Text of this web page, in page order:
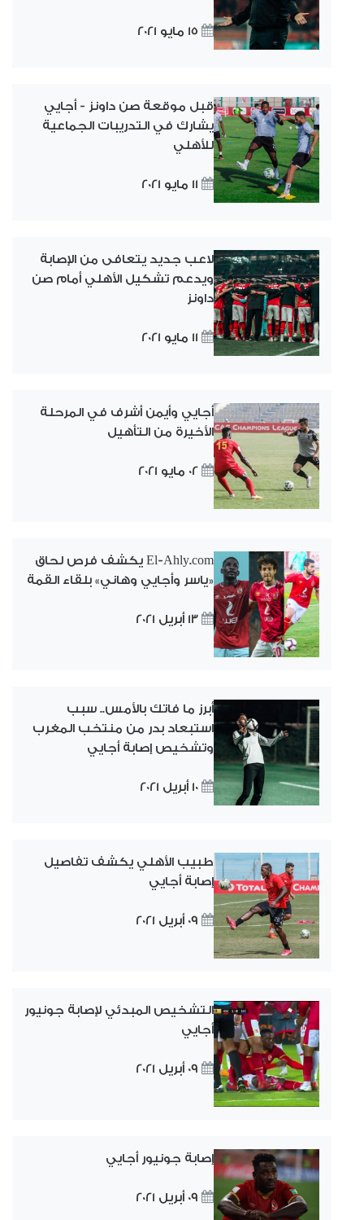
15 مايو 2021
قبل موقعة صن داونز - أجايي
يشارك في التدريبات الجماعية
للأهلي
11 مايو 2021
لاعب جديد يتعافى من الإصابة
ويدعم تشكيل الأهلي أمام صن
داونز
11 مايو 2021
أجايي وأيمن أشرف في المرحلة
الأخيرة من التأهيل
02 مايو 2021
El-Ahly.com يكشف فرص لحاق
«ياسر وأجايي وهاني» بلقاء القمة
13 أبريل 2021
أبرز ما فاتك بالأمس.. سبب
استبعاد بدر من منتخب المغرب
وتشخيص إصابة أجايي
10 أبريل 2021
طبيب الأهلي يكشف تفاصيل
إصابة أجايي
09 أبريل 2021
التشخيص المبدئي لإصابة جونيور
أجايي
09 أبريل 2021
إصابة جونيور أجايي
09 أبريل 2021